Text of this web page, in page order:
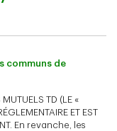
communs de
MUTUELS TD (LE «
ET EST
En revanche, les